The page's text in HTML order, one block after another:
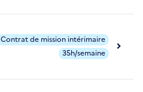
Contrat de mission intérimaire
35h/semaine